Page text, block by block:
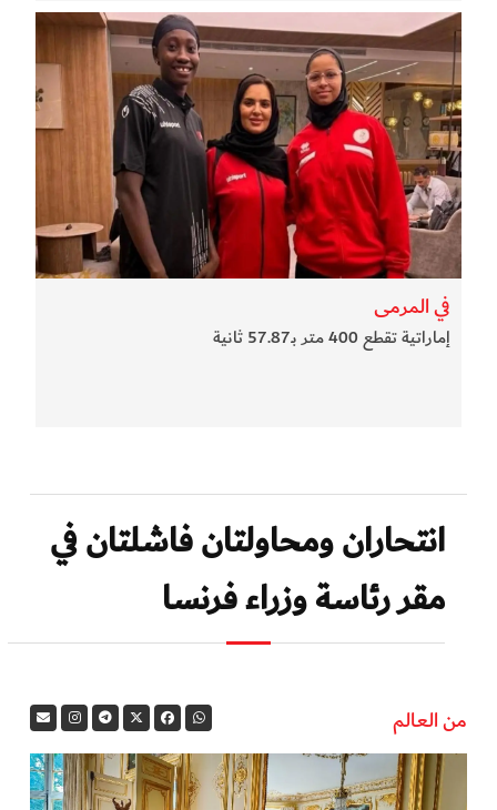
في المرمى
إماراتية تقطع 400 متر بـ57.87 ثانية
انتحاران ومحاولتان فاشلتان في
مقر رئاسة وزراء فرنسا
من العالم